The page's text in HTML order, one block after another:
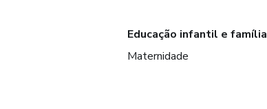
Educação infantil e família
Maternidade